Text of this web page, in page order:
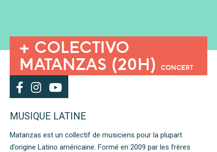
+ COLECTIVO
MATANZAS (20H)
CONCERT
MUSIQUE LATINE
Matanzas est un collectif de musiciens pour la plupart
d’origine Latino américaine. Formé en 2009 par les frères